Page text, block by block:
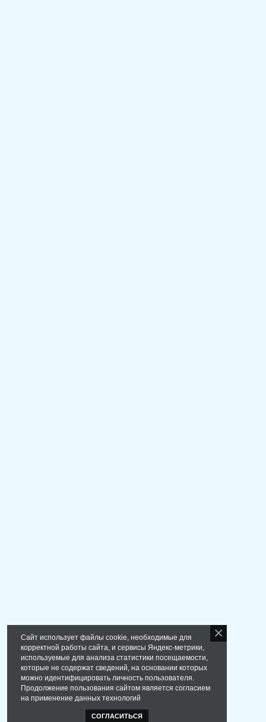
Сайт использует файлы cookie, необходимые для
корректной работы сайта, и сервисы Яндекс-метрики,
используемые для анализа статистики посещаемости,
которые не содержат сведений, на основании которых
можно идентифицировать личность пользователя.
Продолжение пользования сайтом является согласием
на применение данных технологий
СОГЛАСИТЬСЯ